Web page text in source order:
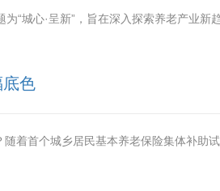
“城心·呈新”，旨在深入探索养老产业新
色
着首个城乡居民基本养老保险集体补助